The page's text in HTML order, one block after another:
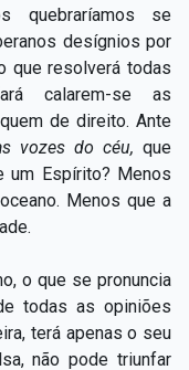
quebraríamos se
desígnios por
que resolverá todas
calarem-se as
de direito. Ante
vozes do céu,que
um Espírito? Menos
Menos que a
o que se pronuncia
todas as opiniões
terá apenas o seu
não pode triunfar